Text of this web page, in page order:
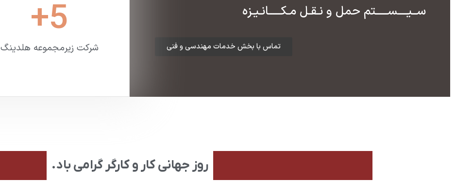
ســیــــســـــتم حمل و نـقـل مـکـــــانـیـزه
تماس با بخش خدمات مهندسی و فنی
5
+
شرکت زیرمجموعه هلدینگ
روز جهانی کار و کارگر گرامی باد.